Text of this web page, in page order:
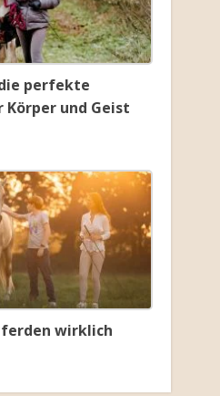
perfekte
und Geist
wirklich